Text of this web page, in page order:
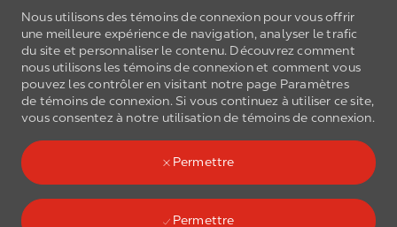
Nous utilisons des témoins de connexion pour vous offrir
une meilleure expérience de navigation, analyser le trafic
du site et personnaliser le contenu. Découvrez comment
nous utilisons les témoins de connexionet comment vous
pouvez les contrôler en visitant notre page Paramètres
de témoins de connexion. Si vous continuez à utiliser ce site,
vous consentez à notre utilisation de témoins de connexion.
Permettre
Permettre
Skip to main content
(0)